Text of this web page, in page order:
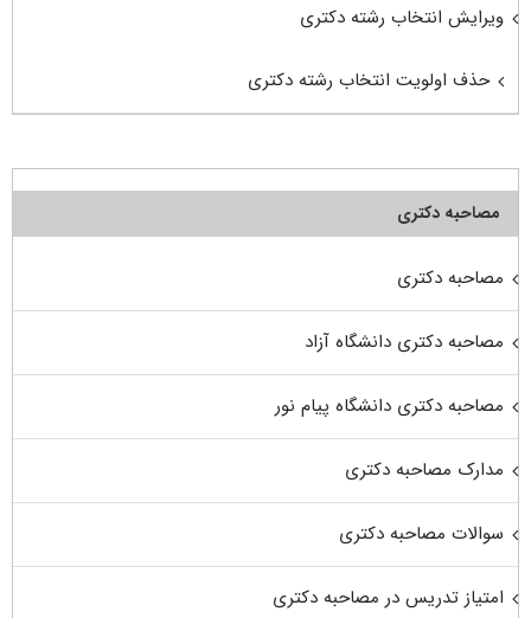
ویرایش انتخاب رشته دکتری
حذف اولویت انتخاب رشته دکتری
مصاحبه دکتری
مصاحبه دکتری
مصاحبه دکتری دانشگاه آزاد
مصاحبه دکتری دانشگاه پیام نور
مدارک مصاحبه دکتری
سوالات مصاحبه دکتری
امتیاز تدریس در مصاحبه دکتری